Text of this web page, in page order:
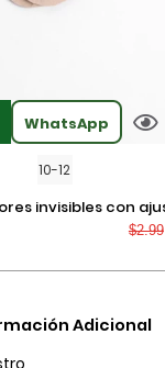
WhatsApp
10-12
$2.99
Adicional